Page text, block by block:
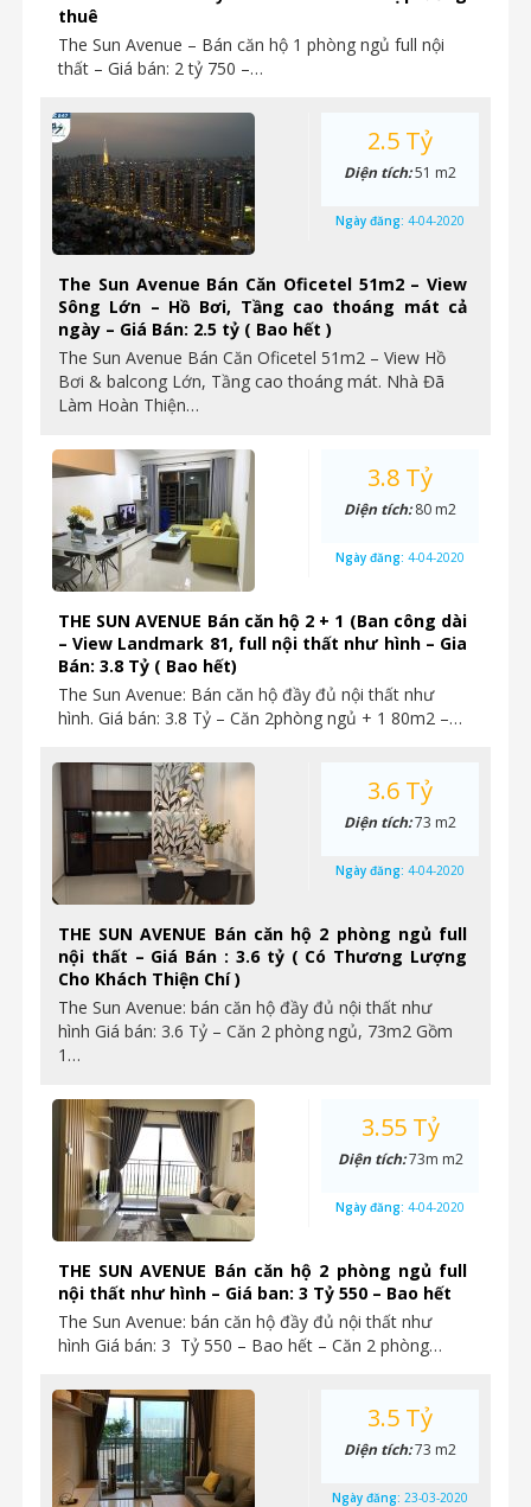
thuê
The Sun Avenue – Bán căn hộ 1 phòng ngủ full nội
thất – Giá bán: 2 tỷ 750 –…
The Sun Avenue Bán Căn Oficetel 51m2 – View
Sông Lớn – Hồ Bơi, Tầng cao thoáng mát cả
ngày – Giá Bán: 2.5 tỷ ( Bao hết )
The Sun Avenue Bán Căn Oficetel 51m2 – View Hồ
Bơi & balcong Lớn, Tầng cao thoáng mát. Nhà Đã
Làm Hoàn Thiện…
2.5 Tỷ
Diện tích:51 m2
Ngày đăng: 4-04-2020
THE SUN AVENUE Bán căn hộ 2 + 1 (Ban công dài
– View Landmark 81, full nội thất như hình – Gia
Bán: 3.8 Tỷ ( Bao hết)
The Sun Avenue: Bán căn hộ đầy đủ nội thất như
hình. Giá bán: 3.8 Tỷ – Căn 2phòng ngủ + 1 80m2 –…
3.8 Tỷ
Diện tích:80 m2
Ngày đăng: 4-04-2020
THE SUN AVENUE Bán căn hộ 2 phòng ngủ full
nội thất – Giá Bán : 3.6 tỷ ( Có Thương Lượng
Cho Khách Thiện Chí )
The Sun Avenue: bán căn hộ đầy đủ nội thất như
hình Giá bán: 3.6 Tỷ – Căn 2 phòng ngủ, 73m2 Gồm
1…
3.6 Tỷ
Diện tích:73 m2
Ngày đăng: 4-04-2020
THE SUN AVENUE Bán căn hộ 2 phòng ngủ full
nội thất như hình – Giá ban: 3 Tỷ 550 – Bao hết
The Sun Avenue: bán căn hộ đầy đủ nội thất như
hình Giá bán: 3 Tỷ 550 – Bao hết – Căn 2 phòng…
3.55 Tỷ
Diện tích:73m m2
Ngày đăng: 4-04-2020
3.5 Tỷ
Diện tích:73 m2
Ngày đăng: 23-03-2020